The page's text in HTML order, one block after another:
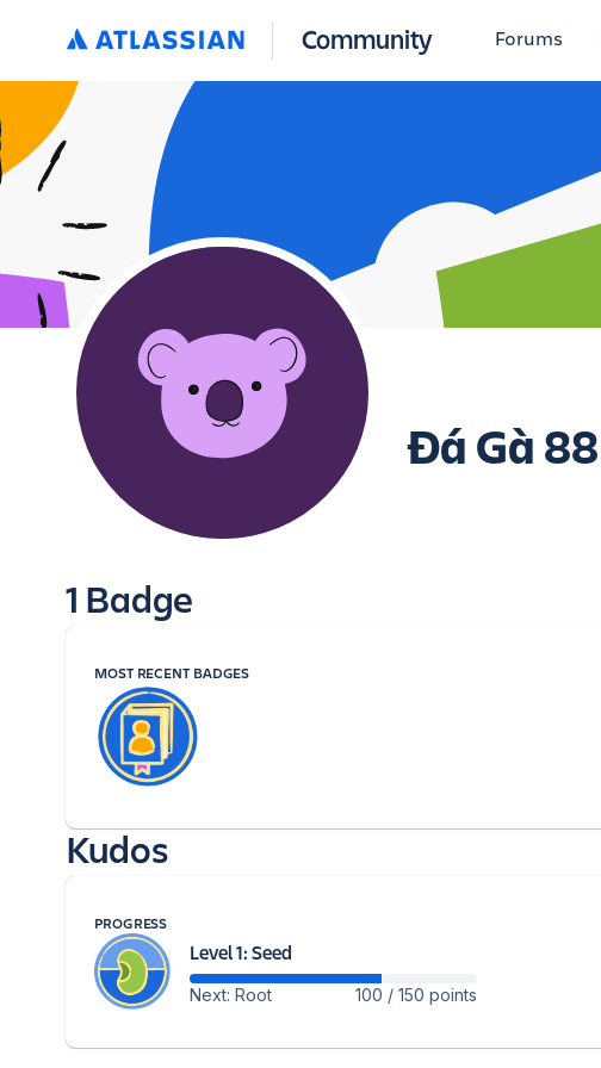
Community Forums
Đá Gà 88
1 Badge
MOST RECENT BADGES
Kudos
PROGRESS
Level 1: Seed
Next: Root 100 / 150 points